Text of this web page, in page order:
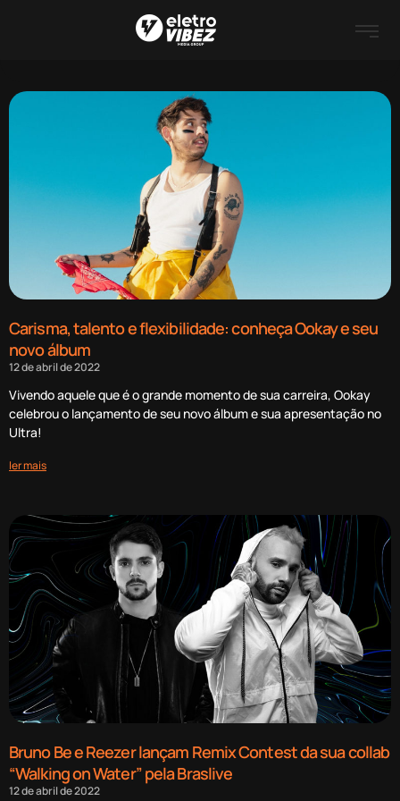
Carisma, talento e flexibilidade: conheça Ookay e seu
novo álbum
12 de abril de 2022
Vivendo aquele que é o grande momento de sua carreira, Ookay
celebrou o lançamento de seu novo álbum e sua apresentação no
Ultra!
ler mais
Bruno Be e Reezer lançam Remix Contest da sua collab
“Walking on Water” pela Braslive
12 de abril de 2022